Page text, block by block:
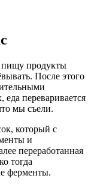
пищу продукты
После этого
переваривается
мы съели.
который с
и
переработанная
тогда
ферменты.